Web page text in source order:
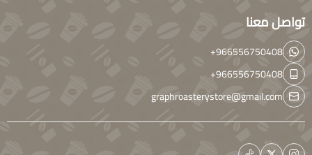
تواصل معنا
+966556750408
+966556750408
graphroasterystore@gmail.com